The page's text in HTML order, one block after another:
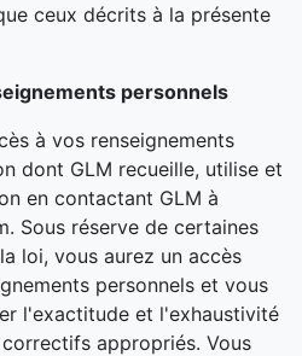
ceux décrits à la présente
personnels
à vos renseignements
dont GLM recueille, utilise et
en contactant GLM à
Sous réserve de certaines
loi, vous aurez un accès
personnels et vous
l'exactitude et l'exhaustivité
appropriés. Vous